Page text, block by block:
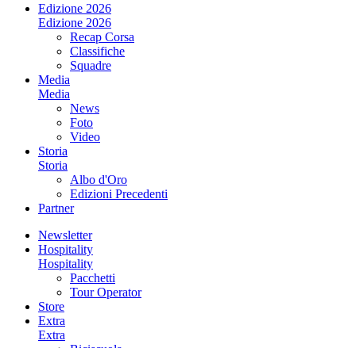
Edizione 2026
Edizione 2026
Recap Corsa
Classifiche
Squadre
Media
Media
News
Foto
Video
Storia
Storia
Albo d'Oro
Edizioni Precedenti
Partner
Newsletter
Hospitality
Hospitality
Pacchetti
Tour Operator
Store
Extra
Extra